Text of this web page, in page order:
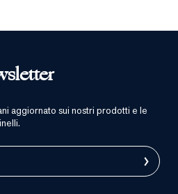
aggiornato sui nostri prodotti e le
›